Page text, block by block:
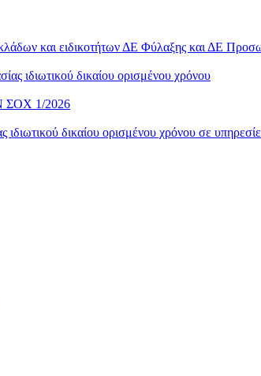
και ειδικοτήτων ΔΕ Φύλαξης και ΔΕ
ιδιωτικού δικαίου ορισμένου χρόνου
1/2026
δικαίου ορισμένου χρόνου σε